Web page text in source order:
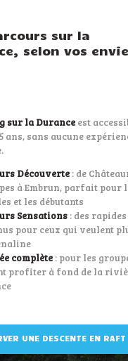
sur la
selon vos
sur la Durance est
ans, sans aucune
Découverte: de
à Embrun, parfait pour
et les débutants
Sensations: des
pour ceux qui veulent
complète: pour les
profiter à fond de la
UNE DESCENTE EN